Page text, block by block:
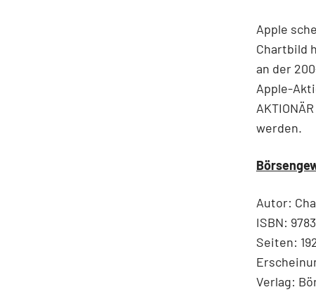
Apple
Chartbild
an der
Apple-
werden.
Autor:
ISBN:
Seiten:
Verlag: